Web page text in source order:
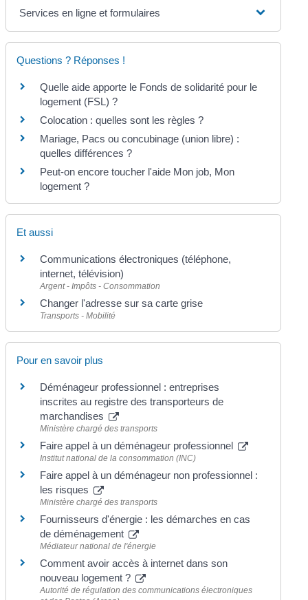
Services en ligne et formulaires
Questions ? Réponses !
Quelle aide apporte le Fonds de solidarité pour le
logement (FSL) ?
Colocation : quelles sont les règles ?
Mariage, Pacs ou concubinage (union libre) :
quelles différences ?
Peut-on encore toucher l'aide Mon job, Mon
logement ?
Et aussi
Communications électroniques (téléphone,
internet, télévision)
Argent - Impôts - Consommation
Changer l'adresse sur sa carte grise
Transports - Mobilité
Pour en savoir plus
Déménageur professionnel : entreprises
inscrites au registre des transporteurs de
marchandises
Ministère chargé des transports
Faire appel à un déménageur professionnel
Institut national de la consommation (INC)
Faire appel à un déménageur non professionnel :
les risques
Ministère chargé des transports
Fournisseurs d'énergie : les démarches en cas
de déménagement
Médiateur national de l'énergie
Comment avoir accès à internet dans son
nouveau logement ?
Autorité de régulation des communications électroniques